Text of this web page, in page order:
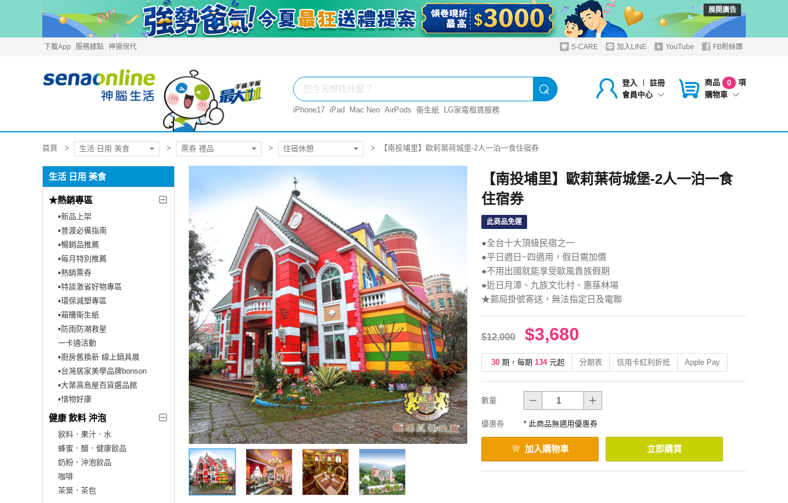
展開廣告
下載App 服務據點 神揚保代 S-CARE 加入LINE YouTube FB粉絲團
登入 ︱
註冊
會員中心
商品 0
項
購物車
iPhone17 iPad Mac Neo AirPods 衛生紙 LG家電租賃服務
首頁 生活 日用 美食 票券 禮品 住宿休憩 【南投埔里】歐莉葉荷城堡-2人一泊一食住宿券
生活 日用 美食
★熱銷專區
▪︎新品上架
▪︎普渡必備指南
▪︎暢銷品推薦
▪︎每月特別推薦
▪︎熱銷票券
▪︎特談激省好物專區
▪︎環保減塑專區
▪︎箱購衛生紙
▪︎防雨防潮救星
一卡通活動
▪︎廚房舊換新 線上鍋具展
▪︎台灣居家美學品牌bonson
▪︎大葉高島屋百貨選品館
▪︎惜物好康
健康 飲料 沖泡
飲料．果汁．水
蜂蜜．醋．健康飲品
奶粉．沖泡飲品
咖啡
茶葉．茶包
【南投埔里】歐莉葉荷城堡-2人一泊一食
住宿券
此商品免運
●全台十大頂級民宿之一
●平日週日~四適用，假日需加價
●不用出國就能享受歐風貴族假期
●近日月潭、九族文化村、惠蓀林場
★郵局掛號寄送，無法指定日及電聯
$12,000 $3,680
30 期，每期 134 元起 分期表 信用卡紅利折抵 Apple Pay
數量
優惠券 * 此商品無適用優惠券
加入購物車 立即購買